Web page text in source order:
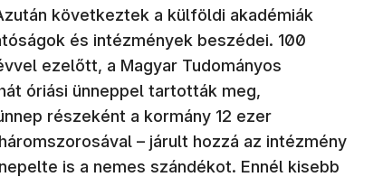
következtek a külföldi akadémiák
és intézmények beszédei. 100
ezelőtt, a Magyar Tudományos
óriási ünneppel tartották meg,
részeként a kormány 12 ezer
– járult hozzá az intézmény
is a nemes szándékot. Ennél kisebb